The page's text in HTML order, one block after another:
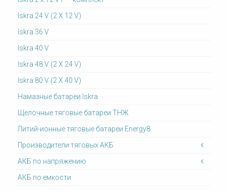
Iskra 24 V (2 X 12 V)
Iskra 36 V
Iskra 40 V
Iskra 48 V (2 X 24 V)
Iskra 80 V (2 X 40 V)
Намазные батареи Iskra
Щелочные тяговые батареи ТНЖ
Литий-ионные тяговые батареи Energy8
Производители тяговых АКБ
АКБ по напряжению
АКБ по емкости